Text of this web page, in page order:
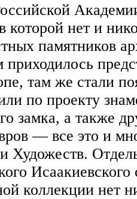
которой нет и
памятников
приходилось
там же стали
по проекту
замка, а также
— все это и
Художеств.
коллекции нет